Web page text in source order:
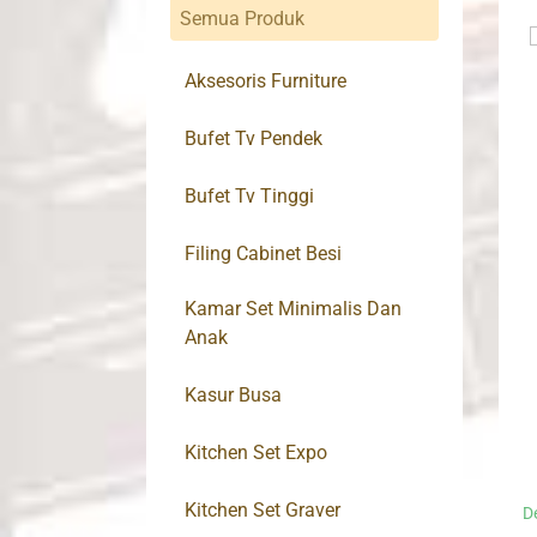
Semua Produk
Aksesoris Furniture
Bufet Tv Pendek
Bufet Tv Tinggi
Filing Cabinet Besi
Kamar Set Minimalis Dan
Anak
Kasur Busa
Kitchen Set Expo
Kitchen Set Graver